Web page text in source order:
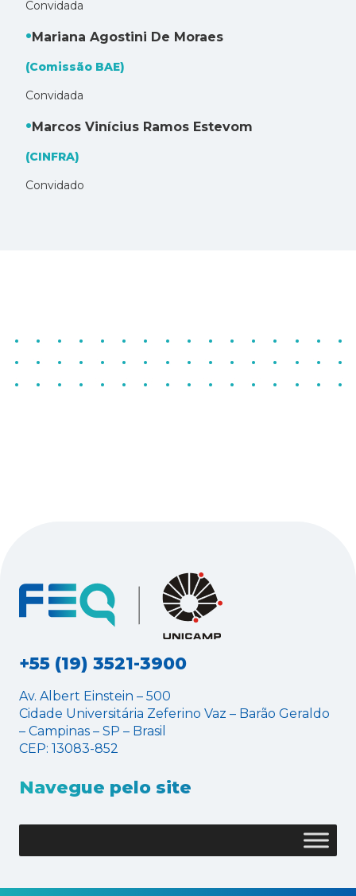
Convidada
Mariana Agostini De Moraes
(Comissão BAE)
Convidada
Marcos Vinícius Ramos Estevom
(CINFRA)
Convidado
+55 (19) 3521-3900
Av. Albert Einstein – 500
Cidade Universitária Zeferino Vaz – Barão Geraldo
– Campinas – SP – Brasil
CEP: 13083-852
Navegue pelo site